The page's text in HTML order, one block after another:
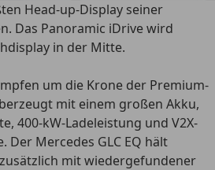
Head-up-Display seiner
Das Panoramic iDrive wird
in der Mitte.
um die Krone der Premium-
mit einem großen Akku,
400-kW-Ladeleistung und V2X-
Der Mercedes GLC EQ hält
mit wiedergefundener